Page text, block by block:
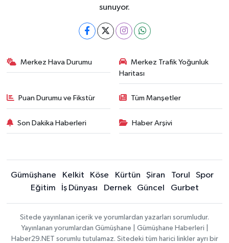
sunuyor.
Merkez Hava Durumu
Merkez Trafik Yoğunluk
Haritası
Puan Durumu ve Fikstür Tüm Manşetler
Son Dakika Haberleri Haber Arşivi
Gümüşhane Kelkit Köse Kürtün Şiran Torul
Spor
Eğitim
İş Dünyası Dernek Güncel Gurbet
Sitede yayınlanan içerik ve yorumlardan yazarları sorumludur.
Yayınlanan yorumlardan Gümüşhane | Gümüşhane Haberleri |
Haber29.NET sorumlu tutulamaz. Sitedeki tüm harici linkler ayrı bir